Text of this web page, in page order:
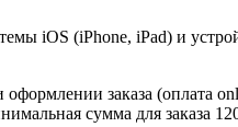
iOS (iPhone, iPad) и
заказа (оплата
сумма для заказа